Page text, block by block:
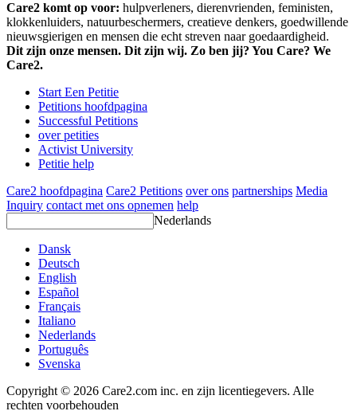
Care2 komt op voor: hulpverleners, dierenvrienden, feministen,
klokkenluiders, natuurbeschermers, creatieve denkers, goedwillende
nieuwsgierigen en mensen die echt streven naar goedaardigheid.
Dit zijn onze mensen. Dit zijn wij. Zo ben jij? You Care? We
Care2.
Start Een Petitie
Petitions hoofdpagina
Successful Petitions
over petities
Activist University
Petitie help
Care2 hoofdpagina Care2 Petitions over ons partnerships Media
Inquiry contact met ons opnemen help
Nederlands
Dansk
Deutsch
English
Español
Français
Italiano
Nederlands
Português
Svenska
Copyright © 2026 Care2.com inc. en zijn licentiegevers. Alle
rechten voorbehouden